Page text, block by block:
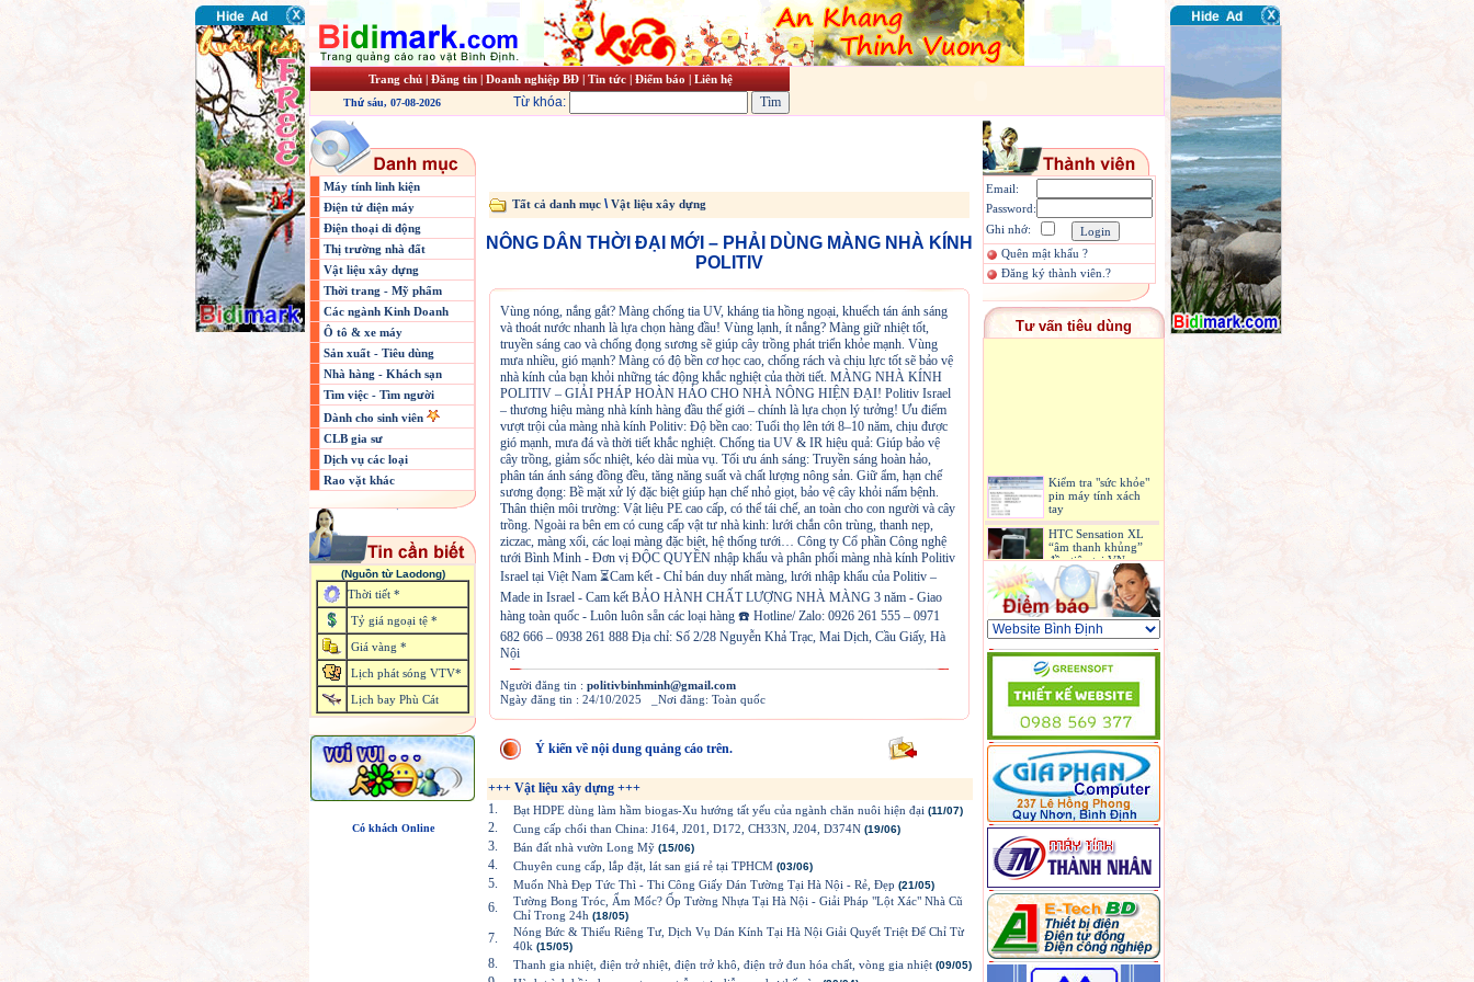
Trang chủ|Đăng tin|Doanh nghiệp BĐ|Tin tức|Điểm báo |Liên hệ
Thứ sáu, 07-08-2026 Từ khóa:
Máy tính linh kiện
Điện tử điện máy
Điện thoại di động
Thị trường nhà đất
Vật liệu xây dựng
Thời trang - Mỹ phẩm
Các ngành Kinh Doanh
Ô tô & xe máy
Sản xuất - Tiêu dùng
Nhà hàng - Khách sạn
Tìm việc - Tìm người
Dành cho sinh viên
CLB gia sư
Dịch vụ các loại
Rao vặt khác
(Nguồn từ Laodong)
Thời tiết *
Tỷ giá ngoại tệ *
Giá vàng *
Lịch phát sóng VTV*
Lịch bay Phù Cát
Có khách Online
Tất cả danh mục \Vật liệu xây dựng
NÔNG DÂN THỜI ĐẠI MỚI – PHẢI DÙNG MÀNG NHÀ KÍNH
POLITIV
Vùng nóng, nắng gắt? Màng chống tia UV, kháng tia hồng ngoại, khuếch tán ánh sáng
và thoát nước nhanh là lựa chọn hàng đầu! Vùng lạnh, ít nắng? Màng giữ nhiệt tốt,
truyền sáng cao và chống đọng sương sẽ giúp cây trồng phát triển khỏe mạnh. Vùng
mưa nhiều, gió mạnh? Màng có độ bền cơ học cao, chống rách và chịu lực tốt sẽ bảo vệ
nhà kính của bạn khỏi những tác động khắc nghiệt của thời tiết. MÀNG NHÀ KÍNH
POLITIV – GIẢI PHÁP HOÀN HẢO CHO NHÀ NÔNG HIỆN ĐẠI! Politiv Israel
– thương hiệu màng nhà kính hàng đầu thế giới – chính là lựa chọn lý tưởng! Ưu điểm
vượt trội của màng nhà kính Politiv: Độ bền cao: Tuổi thọ lên tới 8–10 năm, chịu được
gió mạnh, mưa đá và thời tiết khắc nghiệt. Chống tia UV & IR hiệu quả: Giúp bảo vệ
cây trồng, giảm sốc nhiệt, kéo dài mùa vụ. Tối ưu ánh sáng: Truyền sáng hoàn hảo,
phân tán ánh sáng đồng đều, tăng năng suất và chất lượng nông sản. Giữ ẩm, hạn chế
sương đọng: Bề mặt xử lý đặc biệt giúp hạn chế nhỏ giọt, bảo vệ cây khỏi nấm bệnh.
Thân thiện môi trường: Vật liệu PE cao cấp, có thể tái chế, an toàn cho con người và cây
trồng. Ngoài ra bên em có cung cấp vật tư nhà kinh: lưới chắn côn trùng, thanh nẹp,
ziczac, màng xối, các loại màng đặc biệt, hệ thống tưới… Công ty Cổ phần Công nghệ
tưới Bình Minh - Đơn vị ĐỘC QUYỀN nhập khẩu và phân phối màng nhà kính Politiv
Israel tại Việt Nam ⏳Cam kết - Chỉ bán duy nhất màng, lưới nhập khẩu của Politiv –
Made in Israel - Cam kết BẢO HÀNH CHẤT LƯỢNG NHÀ MÀNG 3 năm - Giao
hàng toàn quốc - Luôn luôn sẵn các loại hàng ☎️ Hotline/ Zalo: 0926 261 555 – 0971
682 666 – 0938 261 888 Địa chỉ: Số 2/28 Nguyễn Khả Trạc, Mai Dịch, Cầu Giấy, Hà
Nội
Người đăng tin : politivbinhminh@gmail.com
Ngày đăng tin : 24/10/2025 _Nơi đăng: Toàn quốc
Ý kiến về nội dung quảng cáo trên.
+++ Vật liệu xây dựng +++
1.
Bạt HDPE dùng làm hầm biogas-Xu hướng tất yếu của ngành chăn nuôi hiện đại (11/07)
2. Cung cấp chổi than China: J164, J201, D172, CH33N, J204, D374N (19/06)
3. Bán đất nhà vườn Long Mỹ (15/06)
4. Chuyên cung cấp, lắp đặt, lát san giá rẻ tại TPHCM (03/06)
5. Muốn Nhà Đẹp Tức Thì - Thi Công Giấy Dán Tường Tại Hà Nội - Rẻ, Đẹp (21/05)
6.
Tường Bong Tróc, Ẩm Mốc? Ốp Tường Nhựa Tại Hà Nội - Giải Pháp "Lột Xác" Nhà Cũ
Chỉ Trong 24h (18/05)
7.
Nóng Bức & Thiếu Riêng Tư, Dịch Vụ Dán Kính Tại Hà Nội Giải Quyết Triệt Để Chỉ Từ
40k (15/05)
8. Thanh gia nhiệt, điện trở nhiệt, điện trở khô, điện trở đun hóa chất, vòng gia nhiệt (09/05)
Email:
Password:
Ghi nhớ:
Quên mật khẩu ?
Đăng ký thành viên.?
Tư vấn tiêu dùng
Kiểm tra "sức khỏe"
pin máy tính xách
tay
HTC Sensation XL
“âm thanh khủng”
đầu tiên tại VN
Máy ảnh không cần
lấy nét đầu tiên ra
mắt, giá 399 USD
iPhone 4S bản quốc
tế có mặt ở Sài Gòn
6 laptop hấp dẫn
được bán ở Việt Nam
trong tháng 9
3 phiên bản Galaxy
S II 'tổng tấn công'
iPhone 5 ở Mỹ
Sony sản xuất màn
hình OLED giá rẻ
hơn 3 lần
Camera du lịch chụp
ảnh ngay cả khi
đang quay video
Mối đe dọa lớn của
Intel đến từ ARM